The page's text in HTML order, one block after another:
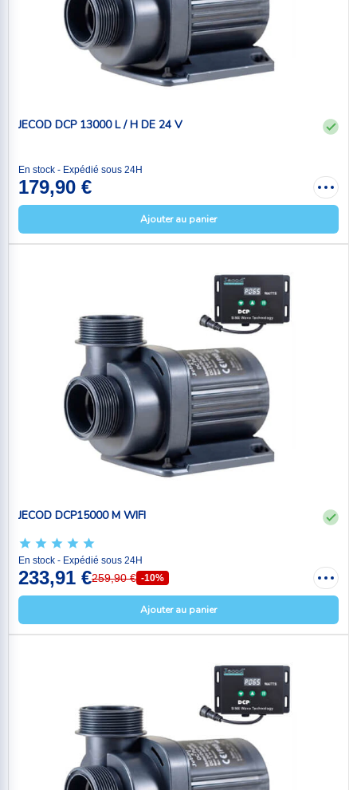
JECOD DCP 13000 L / H DE 24 V
En stock - Expédié sous 24H
179,90 €
Ajouter au panier
JECOD DCP15000 M WIFI
En stock - Expédié sous 24H
233,91 €259,90 € -10%
Ajouter au panier